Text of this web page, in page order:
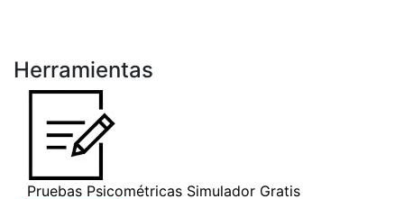
Herramientas